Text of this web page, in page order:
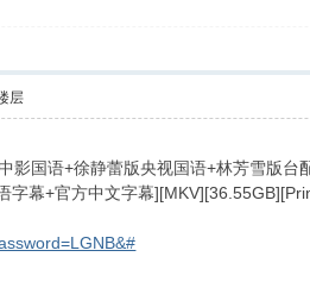
层
影国语+徐静蕾版央视国语+林芳雪版
字幕+官方中文字幕